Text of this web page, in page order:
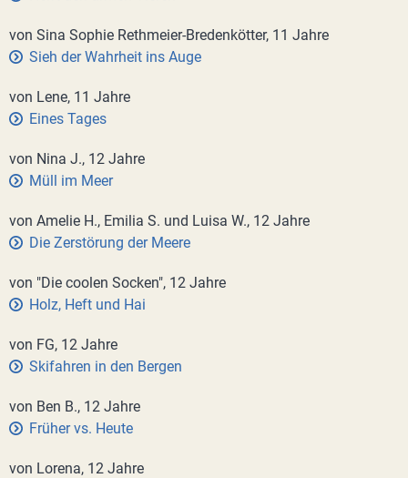
von Sina Sophie Rethmeier-Bredenkötter, 11 Jahre
Sieh der Wahrheit ins Auge
von Lene, 11 Jahre
Eines Tages
von Nina J., 12 Jahre
Müll im Meer
von Amelie H., Emilia S. und Luisa W., 12 Jahre
Die Zerstörung der Meere
von "Die coolen Socken", 12 Jahre
Holz, Heft und Hai
von FG, 12 Jahre
Skifahren in den Bergen
von Ben B., 12 Jahre
Früher vs. Heute
von Lorena, 12 Jahre